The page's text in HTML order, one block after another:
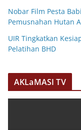
Nobar Film Pesta
Pemusnahan Hutan
UIR Tingkatkan
Pelatihan BHD
AKLaMASI TV